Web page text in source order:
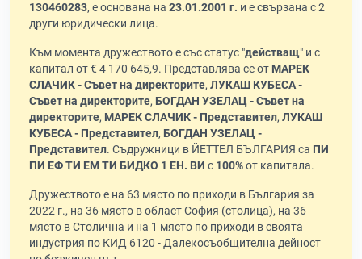
130460283, е основана на 23.01.2001 г. и е свързана с 2
други юридически лица.
Към момента дружеството е със статус "действащ" и с
капитал от € 4 170 645,9. Представлява се от МАРЕК
СЛАЧИК - Съвет на директорите, ЛУКАШ КУБЕСА -
Съвет на директорите, БОГДАН УЗЕЛАЦ - Съвет на
директорите, МАРЕК СЛАЧИК - Представител, ЛУКАШ
КУБЕСА - Представител, БОГДАН УЗЕЛАЦ -
Представител. Съдружници в ЙЕТТЕЛ БЪЛГАРИЯ са ПИ
ПИ ЕФ ТИ ЕМ ТИ БИДКО 1 ЕН. ВИ с 100%от капитала.
Дружеството е на 63 място по приходи в България за
2022 г., на 36 място в област София (столица), на 36
място в Столична и на 1 място по приходи в своята
индустрия по КИД 6120 - Далекосъобщителна дейност